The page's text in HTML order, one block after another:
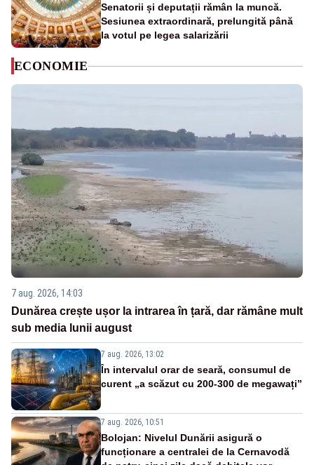
Senatorii și deputații rămân la muncă.
Sesiunea extraordinară, prelungită până
la votul pe legea salarizării
ECONOMIE
7 aug. 2026, 14:03
Dunărea crește ușor la intrarea în țară, dar rămâne mult
sub media lunii august
7 aug. 2026, 13:02
În intervalul orar de seară, consumul de
curent „a scăzut cu 200-300 de megawați”
7 aug. 2026, 10:51
Bolojan: Nivelul Dunării asigură o
funcționare a centralei de la Cernavodă